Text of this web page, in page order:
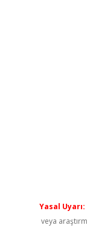
Yasal Uyarı:
veya